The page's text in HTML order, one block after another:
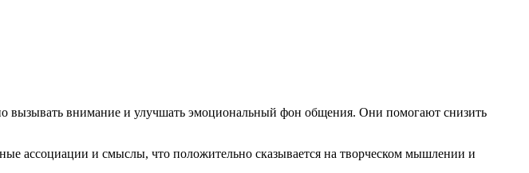
вызывать внимание и улучшать эмоциональный фон общения. Они помогают снизить
ассоциации и смыслы, что положительно сказывается на творческом мышлении и